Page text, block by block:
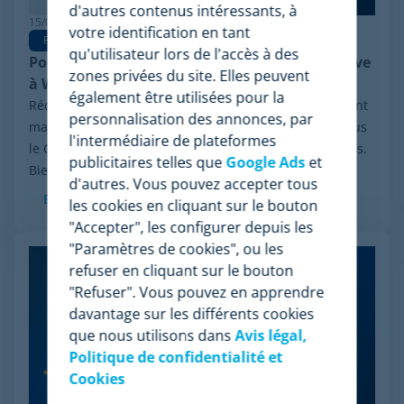
15/06/2026
Pricing Software
Pourquoi Minderest est la meilleure alternative
à Wiser en pricing intelligence
Récemment, le secteur a été marqué par un événement
majeur : la procédure de réorganisation financière sous
le Chapter 11 initiée par Wiser Solutions aux États-Unis.
Bien que cette mesure n'implique...
En savoir plus
d'autres contenus intéressants, à
votre identification en tant
qu'utilisateur lors de l'accès à des
zones privées du site. Elles peuvent
également être utilisées pour la
personnalisation des annonces, par
l'intermédiaire de plateformes
publicitaires telles que Google Adset
d'autres. Vous pouvez accepter tous
les cookies en cliquant sur le bouton
"Accepter", les configurer depuis les
"Paramètres de cookies", ou les
refuser en cliquant sur le bouton
"Refuser". Vous pouvez en apprendre
davantage sur les différents cookies
que nous utilisons dansAvis légal,
Politique de confidentialité et
Cookies